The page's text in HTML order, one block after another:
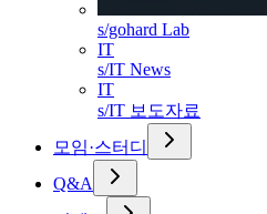
s/gohard Lab
IT
s/IT News
IT
s/IT 보도자료
모임·스터디
Q&A